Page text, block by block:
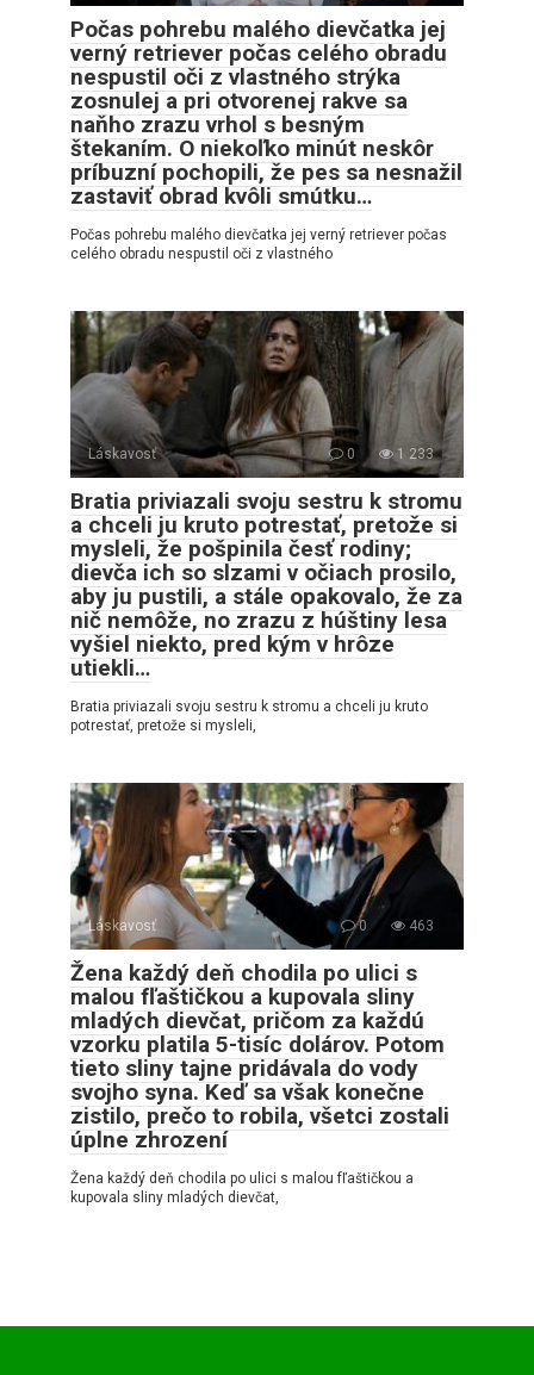
Počas pohrebu malého dievčatka jej
verný retriever počas celého obradu
nespustil oči z vlastného strýka
zosnulej a pri otvorenej rakve sa
naňho zrazu vrhol s besným
štekaním. O niekoľko minút neskôr
príbuzní pochopili, že pes sa nesnažil
zastaviť obrad kvôli smútku…
Počas pohrebu malého dievčatka jej verný retriever počas
celého obradu nespustil oči z vlastného
Láskavosť 0 1 233
Bratia priviazali svoju sestru k stromu
a chceli ju kruto potrestať, pretože si
mysleli, že pošpinila česť rodiny;
dievča ich so slzami v očiach prosilo,
aby ju pustili, a stále opakovalo, že za
nič nemôže, no zrazu z húštiny lesa
vyšiel niekto, pred kým v hrôze
utiekli…
Bratia priviazali svoju sestru k stromu a chceli ju kruto
potrestať, pretože si mysleli,
Láskavosť 0 463
Žena každý deň chodila po ulici s
malou fľaštičkou a kupovala sliny
mladých dievčat, pričom za každú
vzorku platila 5-tisíc dolárov. Potom
tieto sliny tajne pridávala do vody
svojho syna. Keď sa však konečne
zistilo, prečo to robila, všetci zostali
úplne zhrození
Žena každý deň chodila po ulici s malou fľaštičkou a
kupovala sliny mladých dievčat,